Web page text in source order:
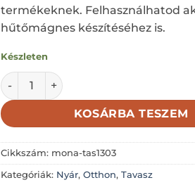
termékeknek. Felhasználhatod
hűtőmágnes készítéséhez is.
Készleten
NÉGYZET KÉPKERET-VIRÁGTARTÓS
KOSÁRBA TESZEM
Cikkszám: mona-tas1303
Kategóriák: Nyár,Otthon,Tavasz